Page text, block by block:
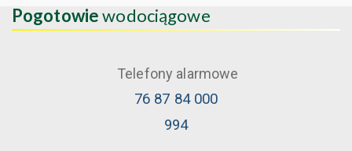
Pogotowiewodociągowe
Telefony alarmowe
76 87 84 000
994